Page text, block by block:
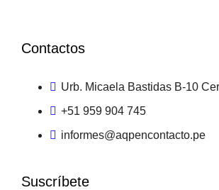
Contactos
Urb. Micaela Bastidas B-10
+51 959 904 745
informes@aqpencontacto.pe
Suscríbete